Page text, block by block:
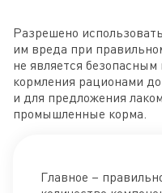
Разрешено
им вреда при
не является
кормления рационами
и для предложения
промышленные корма.
Главное –